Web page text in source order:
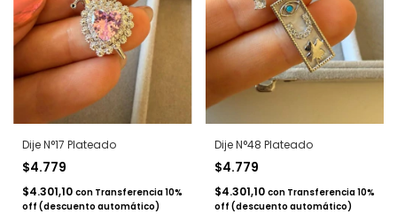
Dije N°17 Plateado
$4.779
$4.301,10 con Transferencia 10%
off (descuento automático)
Dije N°48 Plateado
$4.779
$4.301,10 con Transferencia 10%
off (descuento automático)